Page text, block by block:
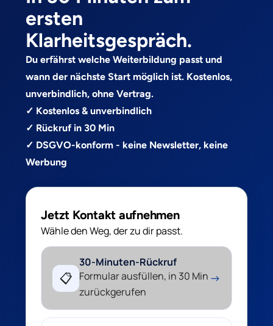
ersten
Klarheitsgespräch.
Du erfährst welche Weiterbildung passt und
wann der nächste Start möglich ist. Kostenlos,
unverbindlich, ohne Vertrag.
✓ Kostenlos & unverbindlich
✓ Rückruf in 30 Min
✓ DSGVO-konform - keine Newsletter, keine
Werbung
Jetzt Kontakt aufnehmen
Wähle den Weg, der zu dir passt.
📋
30-Minuten-Rückruf
Formular ausfüllen, in 30 Min
zurückgerufen
→